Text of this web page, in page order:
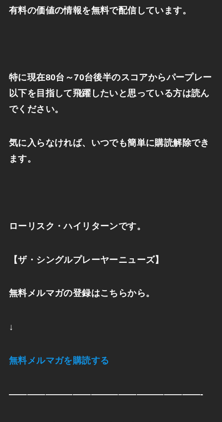
有料の価値の情報を無料で配信しています。
特に現在80台～70台後半のスコアからパープレー
以下を目指して飛躍したいと思っている方は読ん
でください。
気に入らなければ、いつでも簡単に購読解除でき
ます。
ローリスク・ハイリターンです。
【ザ・シングルプレーヤーニューズ】
無料メルマガの登録はこちらから。
↓
無料メルマガを購読する
—————————————————————-